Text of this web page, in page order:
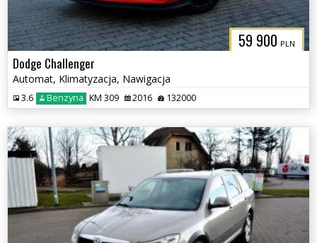
59 900 PLN
Dodge Challenger
Automat, Klimatyzacja, Nawigacja
3.6 Benzyna KM 309 2016 132000